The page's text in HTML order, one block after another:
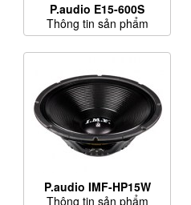
P.audio E15-600S
Thông tin sản phẩm
P.audio IMF-HP15W
Thông tin sản phẩm